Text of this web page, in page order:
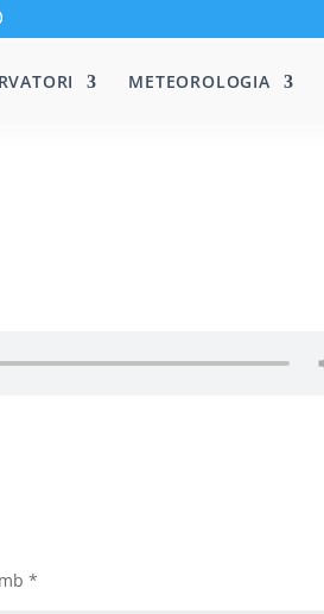
METEOROLOGIA
*